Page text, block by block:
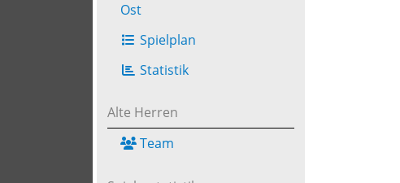
Ost
Spielplan
Statistik
Alte Herren
Team